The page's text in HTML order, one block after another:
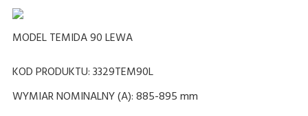
MODEL TEMIDA 90 LEWA
KOD PRODUKTU:3329TEM90L
WYMIAR NOMINALNY (A):885-895mm